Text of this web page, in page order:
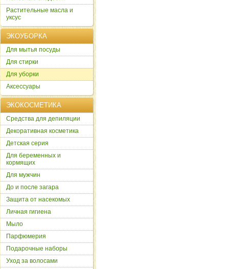
Растительные масла и
уксус
ЭКОУБОРКА
Для мытья посуды
Для стирки
Для уборки
Аксессуары
ЭКОКОСМЕТИКА
Cредства для депиляции
Декоративная косметика
Детская серия
Для беременных и
кормящих
Для мужчин
До и после загара
Защита от насекомых
Личная гигиена
Мыло
Парфюмерия
Подарочные наборы
Уход за волосами